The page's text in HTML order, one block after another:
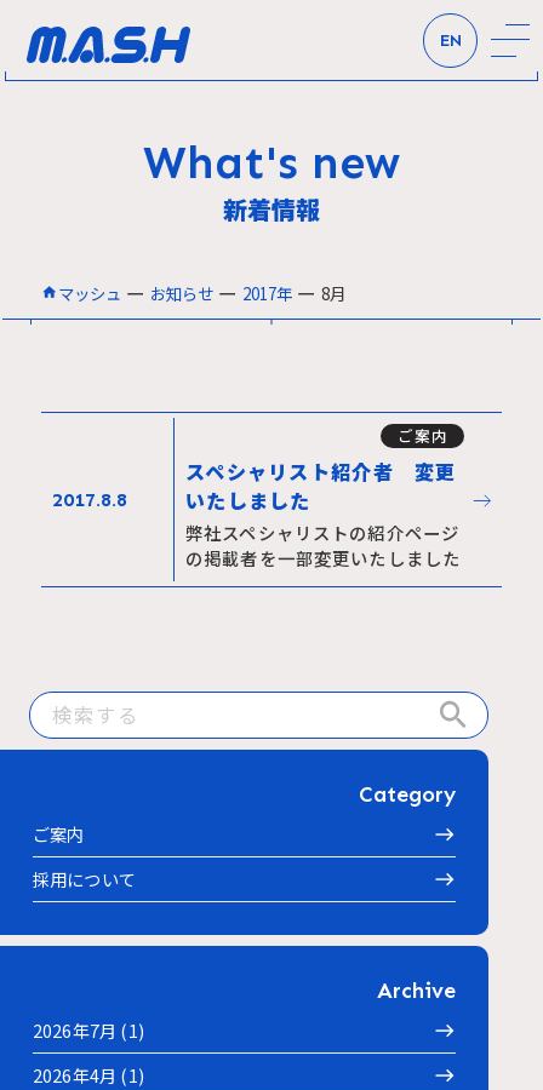
EN
What's new
新着情報
マッシュ ー お知らせー 2017年ー 8月
Category
ご案内
採用について
Archive
2026年7月 (1)
2026年4月 (1)
2017.8.8
ご案内
スペシャリスト紹介者 変更
いたしました
弊社スペシャリストの紹介ページ
の掲載者を一部変更いたしました
east